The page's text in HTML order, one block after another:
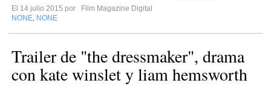
El 14 julio 2015 por
Film Magazine Digital
NONE NONE
Trailer de "the dressmaker", drama
con kate winslet y liam hemsworth